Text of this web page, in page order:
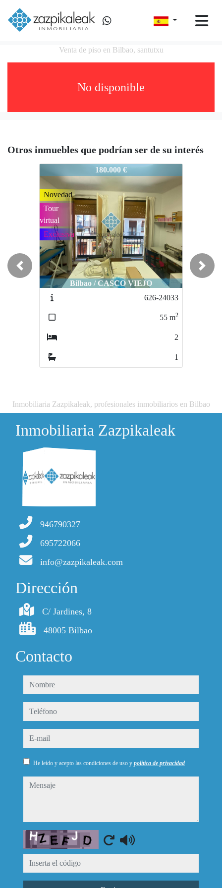
Venta de piso en Bilbao, santutxu
No disponible
Otros inmuebles que podrían ser de su interés
180.000 €
Bilbao / CASCO VIEJO
Novedad
Tour
virtual
Exclusiva
626-24033
55 m2
2
1
Previous Next
Inmobiliaria Zazpikaleak, profesionales inmobiliarios en Bilbao
Inmobiliaria Zazpikaleak
946790327
695722066
info@zazpikaleak.com
Dirección
C/ Jardines, 8
48005 Bilbao
Contacto
nombre
teléfono
e-mail
He leído y acepto las condiciones de uso y política de privacidad
mensaje
Captcha